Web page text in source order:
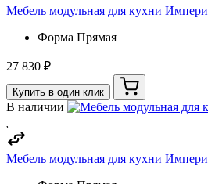
Мебель модульная для кухни
Форма Прямая
27 830 ₽
Купить в один клик
В наличии
Мебель модульная для кухни